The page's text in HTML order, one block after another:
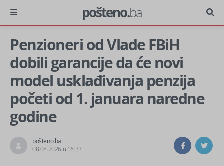
pošteno.ba
Penzioneri od Vlade FBiH
dobili garancije da će novi
model usklađivanja penzija
početi od 1. januara naredne
godine
pošteno.ba
08.08.2026 u 16:33